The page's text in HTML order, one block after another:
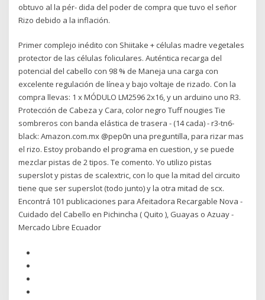
obtuvo al la pér- dida del poder de compra que tuvo el señor
Rizo debido a la inflación.
Primer complejo inédito con Shiitake + células madre vegetales
protector de las células foliculares. Auténtica recarga del
potencial del cabello con 98 % de Maneja una carga con
excelente regulación de línea y bajo voltaje de rizado. Con la
compra llevas: 1 x MÓDULO LM2596 2x16, y un arduino uno R3.
Protección de Cabeza y Cara, color negro Tuff nougies Tie
sombreros con banda elástica de trasera - (14 cada) - r3-tn6-
black: Amazon.com.mx @pep0n una preguntilla, para rizar mas
el rizo. Estoy probando el programa en cuestion, y se puede
mezclar pistas de 2 tipos. Te comento. Yo utilizo pistas
superslot y pistas de scalextric, con lo que la mitad del circuito
tiene que ser superslot (todo junto) y la otra mitad de scx.
Encontrá 101 publicaciones para Afeitadora Recargable Nova -
Cuidado del Cabello en Pichincha ( Quito ), Guayas o Azuay -
Mercado Libre Ecuador